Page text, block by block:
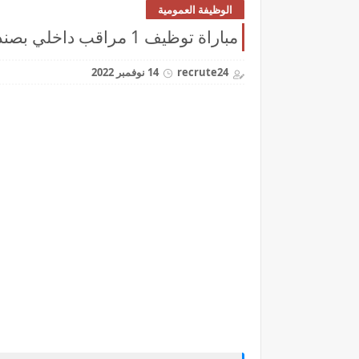
الوظيفة العمومية
مباراة توظيف 1 مراقب داخلي بصندوق الإيداع والتدبير CDG آخر أجل 28 نونبر 2022
recrute24 14 نوفمبر 2022